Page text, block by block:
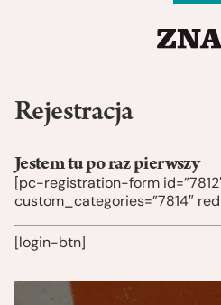
Rejestracja
Jestem tu po raz pierwszy
[pc-registration-form
custom_categories=”7814″
[login-btn]